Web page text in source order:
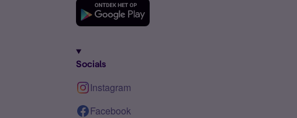
Socials
Instagram
Facebook